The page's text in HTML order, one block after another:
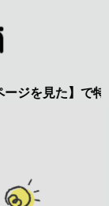
特典あり 興味